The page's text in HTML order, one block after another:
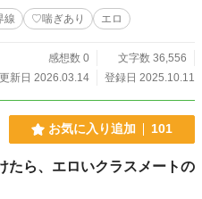
線 ♡喘ぎあり エロ
感想数 0
文字数 36,556
新日 2026.03.14
登録日 2025.10.11
お気に入り追加 101
たら、エロいクラスメートの